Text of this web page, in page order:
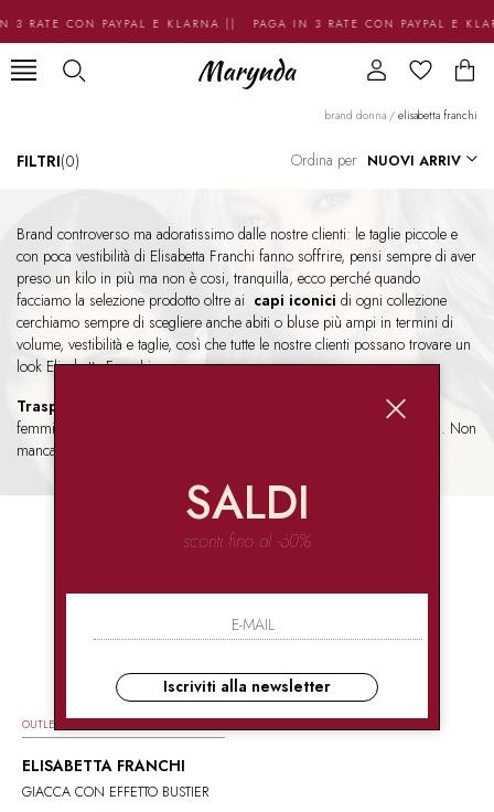
3 RATE CON PAYPAL E KLARNA || PAGA IN 3 RATE CON PAYPAL E
brand donna / elisabetta franchi
FILTRI(0) Ordina per
Brand controverso ma adoratissimo dalle nostre clienti: le taglie piccole e
con poca vestibilità di Elisabetta Franchi fanno soffrire, pensi sempre di aver
preso un kilo in più ma non è cosi, tranquilla, ecco perché quando
facciamo la selezione prodotto oltre ai capi iconici di ogni collezione
cerchiamo sempre di scegliere anche abiti o bluse più ampi in termini di
volume, vestibilità e taglie, così che tutte le nostre clienti possano trovare un
look Elisabetta Franchi.
Trasparenze, spacchi, lurex
ed ecopelle lo rendono un brand
femminile e sensuale, senza dubbio
. Non
manca una selezione di accessori 100% vegani:voto diesci!
OUTLET
ELISABETTA FRANCHI
GIACCA CON EFFETTO BUSTIER
SALDI
sconti fino al -60%
Iscriviti alla newsletter